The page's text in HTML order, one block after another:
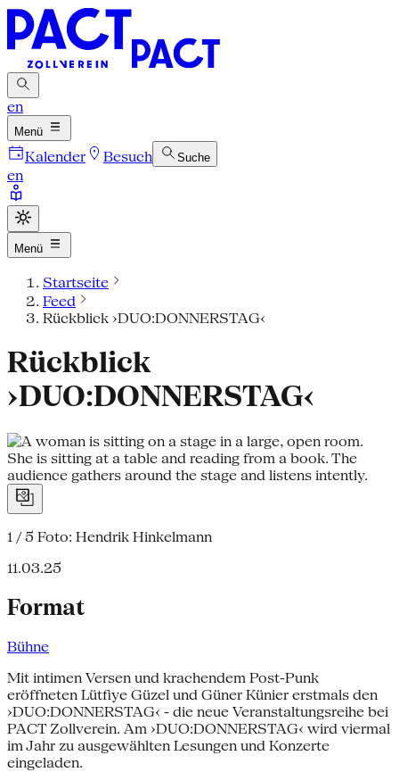
en
Menü
Kalender Besuch Suche
en
Menü
Startseite
Feed
Rückblick ›DUO:DONNERSTAG‹
Rückblick
›DUO:DONNERSTAG‹
1 / 5 Foto: Hendrik Hinkelmann
11.03.25
Format
Bühne
Mit intimen Versen und krachendem Post-Punk
eröffneten Lütfiye Güzel und Güner Künier erstmals den
›DUO:DONNERSTAG‹ - die neue Veranstaltungsreihe bei
PACT Zollverein. Am ›DUO:DONNERSTAG‹ wird viermal
im Jahr zu ausgewählten Lesungen und Konzerte
eingeladen.